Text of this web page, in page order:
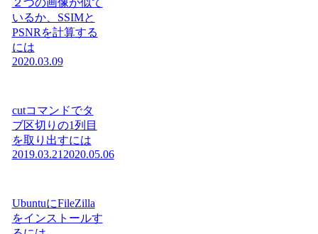
いるか、SSIMと
PSNRを計算する
には
2020.03.09
cutコマンドでタ
ブ区切りの1列目
を取り出すには
2019.03.21 2020.05.06
UbuntuにFileZilla
をインストールす